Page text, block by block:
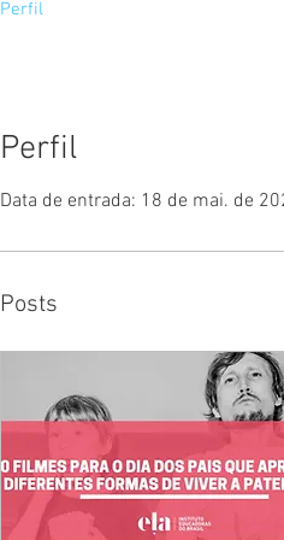
Perfil
Data de entrada: 18 de mai. de
Posts
Perfil